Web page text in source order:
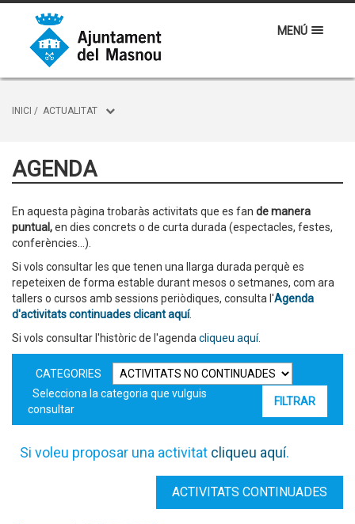
MENÚ
INICI / ACTUALITAT
AGENDA
En aquesta pàgina trobaràs activitats que es fan de manera
puntual,en dies concrets o de curta durada (espectacles, festes,
conferències...).
Si vols consultar les que tenen una llarga durada perquè es
repeteixen de forma estable durant mesos o setmanes, com ara
tallers o cursos amb sessions periòdiques, consulta l'Agenda
d'activitats continuades clicant aquí.
Si vols consultar l'històric de l'agenda cliqueu aquí.
CATEGORIES
Selecciona la categoria que vulguis
consultar
Si voleu proposar una activitat cliqueu aquí.
ACTIVITATS CONTINUADES